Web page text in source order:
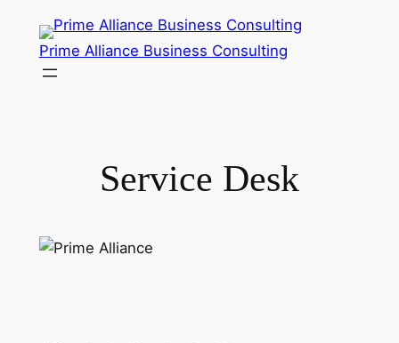
Prime Alliance Business Consulting
Service Desk